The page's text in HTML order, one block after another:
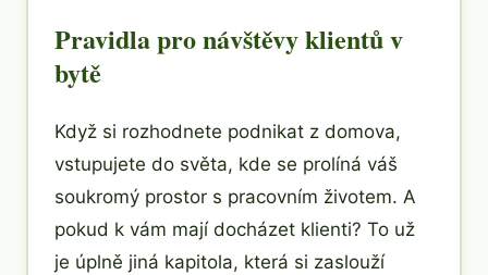
Pravidla pro návštěvy klientů v
bytě
Když si rozhodnete podnikat z domova,
vstupujete do světa, kde se prolíná váš
soukromý prostor s pracovním životem. A
pokud k vám mají docházet klienti? To už
je úplně jiná kapitola, která si zaslouží